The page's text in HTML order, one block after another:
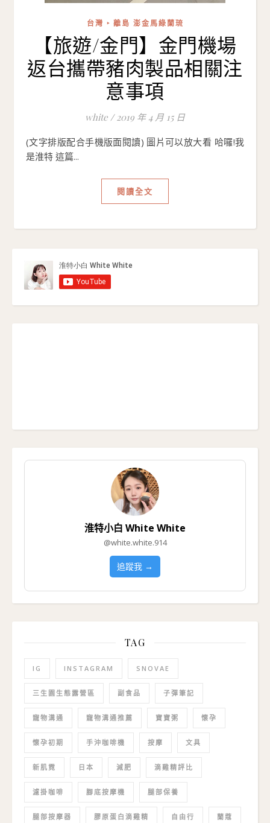
台灣 ‣ 離島 澎金馬綠蘭琉
【旅遊/金門】金門機場
返台攜帶豬肉製品相關注
意事項
white / 2019 年 4 月 15 日
(文字排版配合手機版面閱讀) 圖片可以放大看 哈囉!我
是淮特 這篇...
閱讀全文
淮特小白 White White
@white.white.914
追蹤我 →
TAG
IG INSTAGRAM SNOVAE
三生園生態露營區 副食品 子彈筆記
寵物溝通 寵物溝通推薦 寶寶粥 懷孕
懷孕初期 手沖咖啡機 按摩 文具
新肌霓 日本 減肥 滴雞精評比
濾掛咖啡 腳底按摩機 腿部保養
腿部按摩器 膠原蛋白滴雞精 自由行 蘭蔻